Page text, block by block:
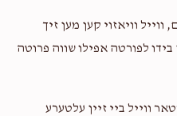
Phone Donation Hershey
2 years ago
וויאזוי קען מען זיך
בידו לפורטה אפילו שווה פרוטה
ווייל ביי זיין עלטערע